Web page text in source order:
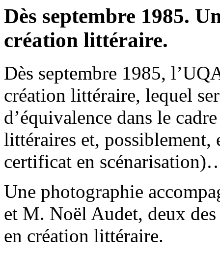
Dès septembre 1985.
création littéraire.
Dès septembre 1985,
création littéraire, lequel
d’équivalence dans le
littéraires et,
certificat en
Une photographie
et M. Noël Audet, deux
en création littéraire.